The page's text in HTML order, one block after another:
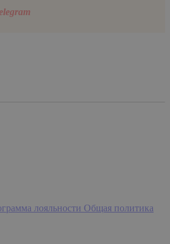
лояльности Общая политика